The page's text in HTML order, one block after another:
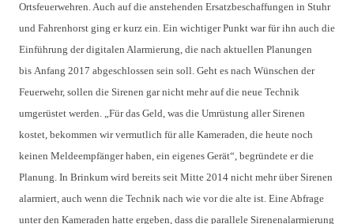
Ortsfeuerwehren. Auch auf die anstehenden Ersatzbeschaffungen in Stuhr
und Fahrenhorst ging er kurz ein. Ein wichtiger Punkt war für ihn auch die
Einführung der digitalen Alarmierung, die nach aktuellen Planungen
bis Anfang 2017 abgeschlossen sein soll. Geht es nach Wünschen der
Feuerwehr, sollen die Sirenen gar nicht mehr auf die neue Technik
umgerüstet werden. „Für das Geld, was die Umrüstung aller Sirenen
kostet, bekommen wir vermutlich für alle Kameraden, die heute noch
keinen Meldeempfänger haben, ein eigenes Gerät“, begründete er die
Planung. In Brinkum wird bereits seit Mitte 2014 nicht mehr über Sirenen
alarmiert, auch wenn die Technik nach wie vor die alte ist. Eine Abfrage
unter den Kameraden hatte ergeben, dass die parallele Sirenenalarmierung